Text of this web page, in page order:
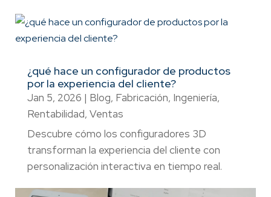
¿qué hace un configurador de productos
por la experiencia del cliente?
Jan 5, 2026 | Blog, Fabricación, Ingeniería,
Rentabilidad, Ventas
Descubre cómo los configuradores 3D
transforman la experiencia del cliente con
personalización interactiva en tiempo real.